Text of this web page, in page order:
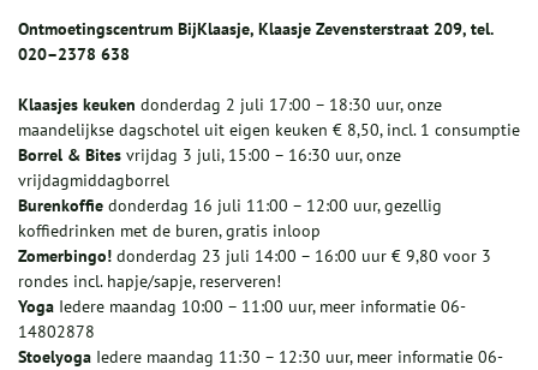
Ontmoetingscentrum BijKlaasje, Klaasje Zevensterstraat 209, tel.
020–2378 638
Klaasjes keuken donderdag 2 juli 17:00 – 18:30 uur, onze
maandelijkse dagschotel uit eigen keuken € 8,50, incl. 1 consumptie
Borrel & Bites vrijdag 3 juli, 15:00 – 16:30 uur, onze
vrijdagmiddagborrel
Burenkoffie donderdag 16 juli 11:00 – 12:00 uur, gezellig
koffiedrinken met de buren, gratis inloop
Zomerbingo! donderdag 23 juli 14:00 – 16:00 uur € 9,80 voor 3
rondes incl. hapje/sapje, reserveren!
Yoga Iedere maandag 10:00 – 11:00 uur, meer informatie 06-
14802878
Stoelyoga Iedere maandag 11:30 – 12:30 uur, meer informatie 06-